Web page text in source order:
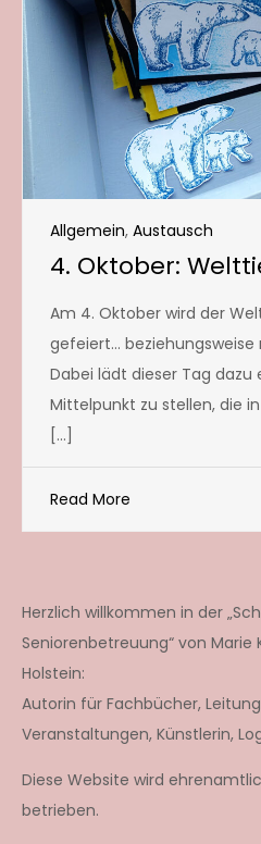
Allgemein, Austausch
4. Oktober:
Am 4. Oktober wird der
gefeiert… beziehungsweise
Dabei lädt dieser Tag dazu
Mittelpunkt zu stellen, die
[…]
Read More
Herzlich willkommen in der
Seniorenbetreuung“ von Marie
Holstein:
Autorin für Fachbücher,
Veranstaltungen, Künstlerin,
Diese Website wird
betrieben.